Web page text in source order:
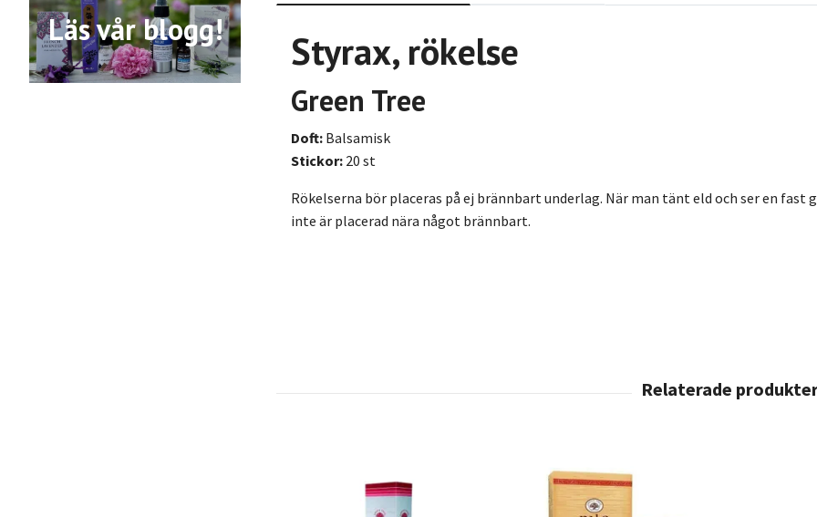
Läs vår blogg! Styrax, rökelse
Green Tree
Doft: Balsamisk
Stickor: 20 st
Rökelserna bör placeras på ej brännbart underlag. När man tänt eld och ser en fast
inte är placerad nära något brännbart.